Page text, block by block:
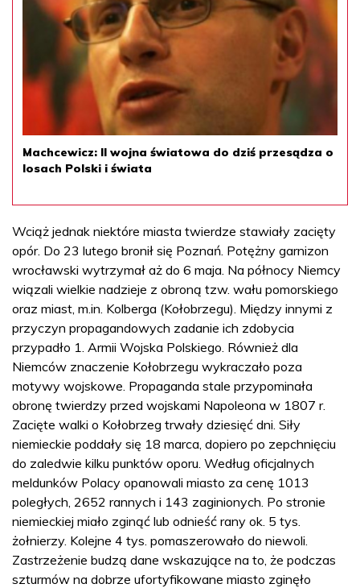
Machcewicz: II wojna światowa do dziś przesądza o
losach Polski i świata
Wciąż jednak niektóre miasta twierdze stawiały zacięty
opór. Do 23 lutego bronił się Poznań. Potężny garnizon
wrocławski wytrzymał aż do 6 maja. Na północy Niemcy
wiązali wielkie nadzieje z obroną tzw. wału pomorskiego
oraz miast, m.in. Kolberga (Kołobrzegu). Między innymi z
przyczyn propagandowych zadanie ich zdobycia
przypadło 1. Armii Wojska Polskiego. Również dla
Niemców znaczenie Kołobrzegu wykraczało poza
motywy wojskowe. Propaganda stale przypominała
obronę twierdzy przed wojskami Napoleona w 1807 r.
Zacięte walki o Kołobrzeg trwały dziesięć dni. Siły
niemieckie poddały się 18 marca, dopiero po zepchnięciu
do zaledwie kilku punktów oporu. Według oficjalnych
meldunków Polacy opanowali miasto za cenę 1013
poległych, 2652 rannych i 143 zaginionych. Po stronie
niemieckiej miało zginąć lub odnieść rany ok. 5 tys.
żołnierzy. Kolejne 4 tys. pomaszerowało do niewoli.
Zastrzeżenie budzą dane wskazujące na to, że podczas
szturmów na dobrze ufortyfikowane miasto zginęło